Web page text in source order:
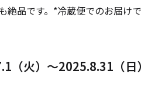
絶品です。*冷蔵便でのお届けで
（火）～2025.8.31（日）